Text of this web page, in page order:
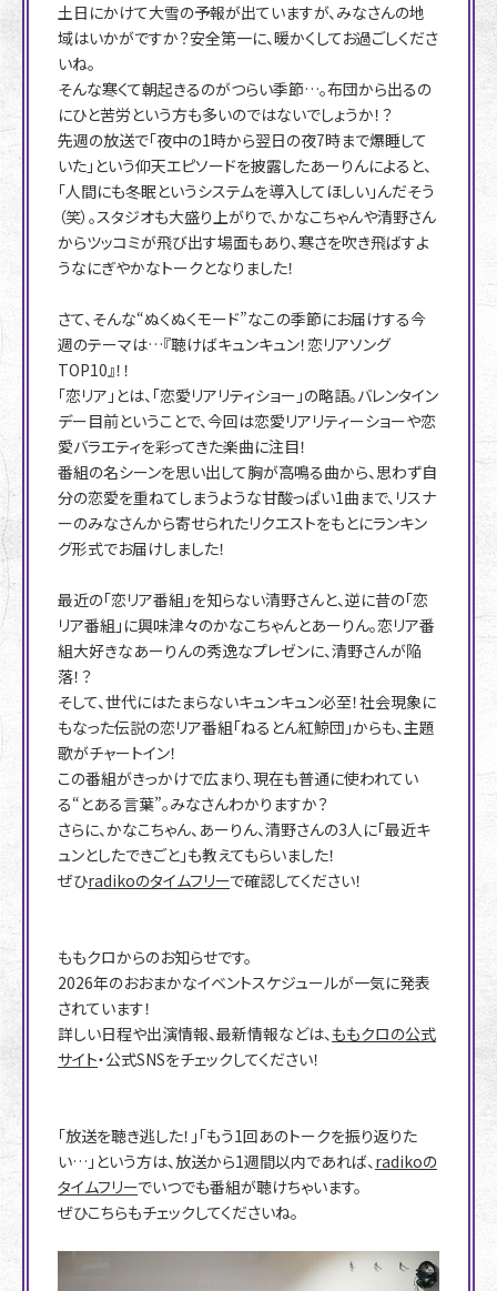
土日にかけて大雪の予報が出ていますが、みなさんの地
域はいかがですか？安全第一に、暖かくしてお過ごしくださ
いね。
そんな寒くて朝起きるのがつらい季節…。布団から出るの
にひと苦労という方も多いのではないでしょうか！？
先週の放送で「夜中の1時から翌日の夜7時まで爆睡して
いた」という仰天エピソードを披露したあーりんによると、
「人間にも冬眠というシステムを導入してほしい」んだそう
（笑）。スタジオも大盛り上がりで、かなこちゃんや清野さん
からツッコミが飛び出す場面もあり、寒さを吹き飛ばすよ
うなにぎやかなトークとなりました！
さて、そんな“ぬくぬくモード”なこの季節にお届けする今
週のテーマは…『聴けばキュンキュン！恋リアソング
TOP10』！！
「恋リア」とは、「恋愛リアリティショー」の略語。バレンタイン
デー目前ということで、今回は恋愛リアリティーショーや恋
愛バラエティを彩ってきた楽曲に注目！
番組の名シーンを思い出して胸が高鳴る曲から、思わず自
分の恋愛を重ねてしまうような甘酸っぱい1曲まで、リスナ
ーのみなさんから寄せられたリクエストをもとにランキン
グ形式でお届けしました！
最近の「恋リア番組」を知らない清野さんと、逆に昔の「恋
リア番組」に興味津々のかなこちゃんとあーりん。恋リア番
組大好きなあーりんの秀逸なプレゼンに、清野さんが陥
落！？
そして、世代にはたまらないキュンキュン必至！社会現象に
もなった伝説の恋リア番組「ねるとん紅鯨団」からも、主題
歌がチャートイン！
この番組がきっかけで広まり、現在も普通に使われてい
る“とある言葉”。みなさんわかりますか？
さらに、かなこちゃん、あーりん、清野さんの3人に「最近キ
ュンとしたできごと」も教えてもらいました！
ぜひradikoのタイムフリーで確認してください！
ももクロからのお知らせです。
2026年のおおまかなイベントスケジュールが一気に発表
されています！
詳しい日程や出演情報、最新情報などは、ももクロの公式
サイト・公式SNSをチェックしてください！
「放送を聴き逃した！」「もう1回あのトークを振り返りた
い…」という方は、放送から1週間以内であれば、radikoの
タイムフリーでいつでも番組が聴けちゃいます。
ぜひこちらもチェックしてくださいね。